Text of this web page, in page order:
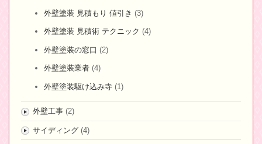
外壁塗装 見積もり 値引き (3)
外壁塗装 見積術 テクニック (4)
外壁塗装の窓口 (2)
外壁塗装業者 (4)
外壁塗装駆け込み寺 (1)
外壁工事(2)
サイディング(4)